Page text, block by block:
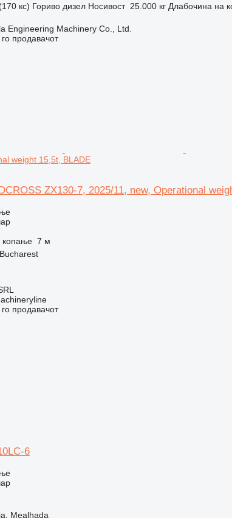
кс) Гориво дизел Носивост 25.000 кг Длабочина на
Engineering Machinery Co., Ltd.
го продавачот
weight 15,5t, BLADE
ZX130-7, 2025/11, new, Operational
копање 7 м
го продавачот
6
Mealhada